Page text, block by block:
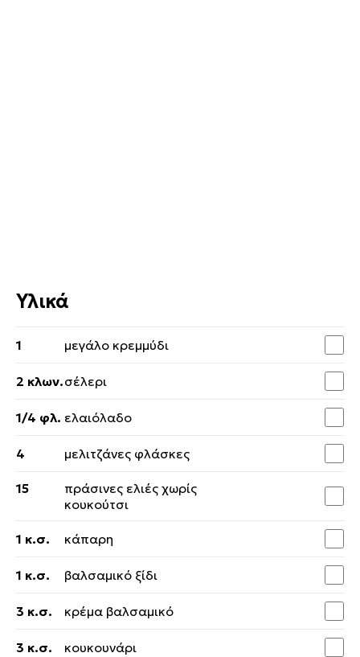
Υλικά
1 μεγάλο κρεμμύδι
2 κλων.σέλερι
1/4 φλ. ελαιόλαδο
4 μελιτζάνες φλάσκες
15
πράσινες ελιές χωρίς
κουκούτσι
1 κ.σ. κάπαρη
1 κ.σ. βαλσαμικό ξίδι
3 κ.σ. κρέμα βαλσαμικό
3 κ.σ. κουκουνάρι